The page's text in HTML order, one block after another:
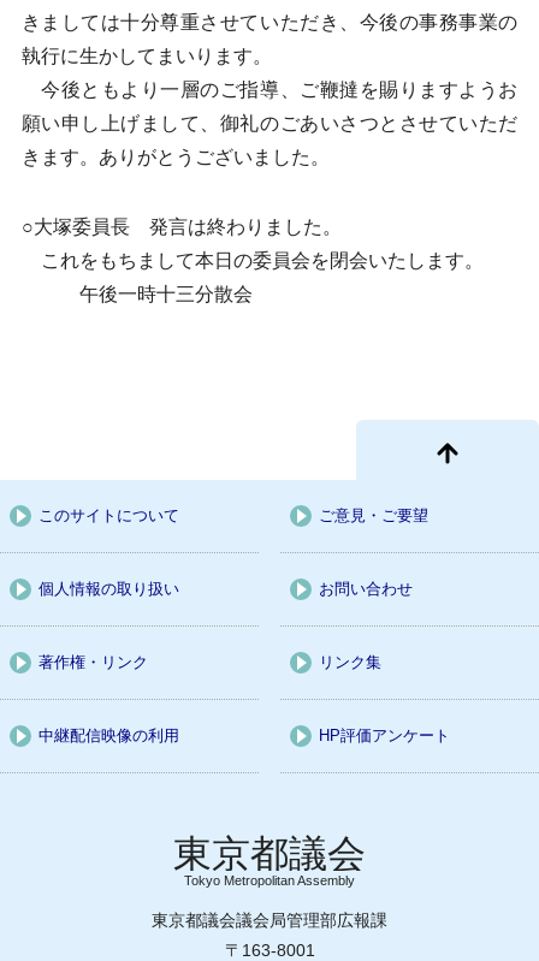
きましては十分尊重させていただき、今後の事務事業の
執行に生かしてまいります。
今後ともより一層のご指導、ご鞭撻を賜りますようお
願い申し上げまして、御礼のごあいさつとさせていただ
きます。ありがとうございました。
○大塚委員長 発言は終わりました。
これをもちまして本日の委員会を閉会いたします。
午後一時十三分散会
このサイトについて ご意見・ご要望
個人情報の取り扱い お問い合わせ
著作権・リンク リンク集
中継配信映像の利用 HP評価アンケート
Tokyo Metropolitan Assembly
東京都議会議会局管理部広報課
〒163-8001